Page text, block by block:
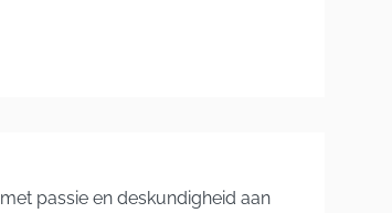
passie en deskundigheid aan